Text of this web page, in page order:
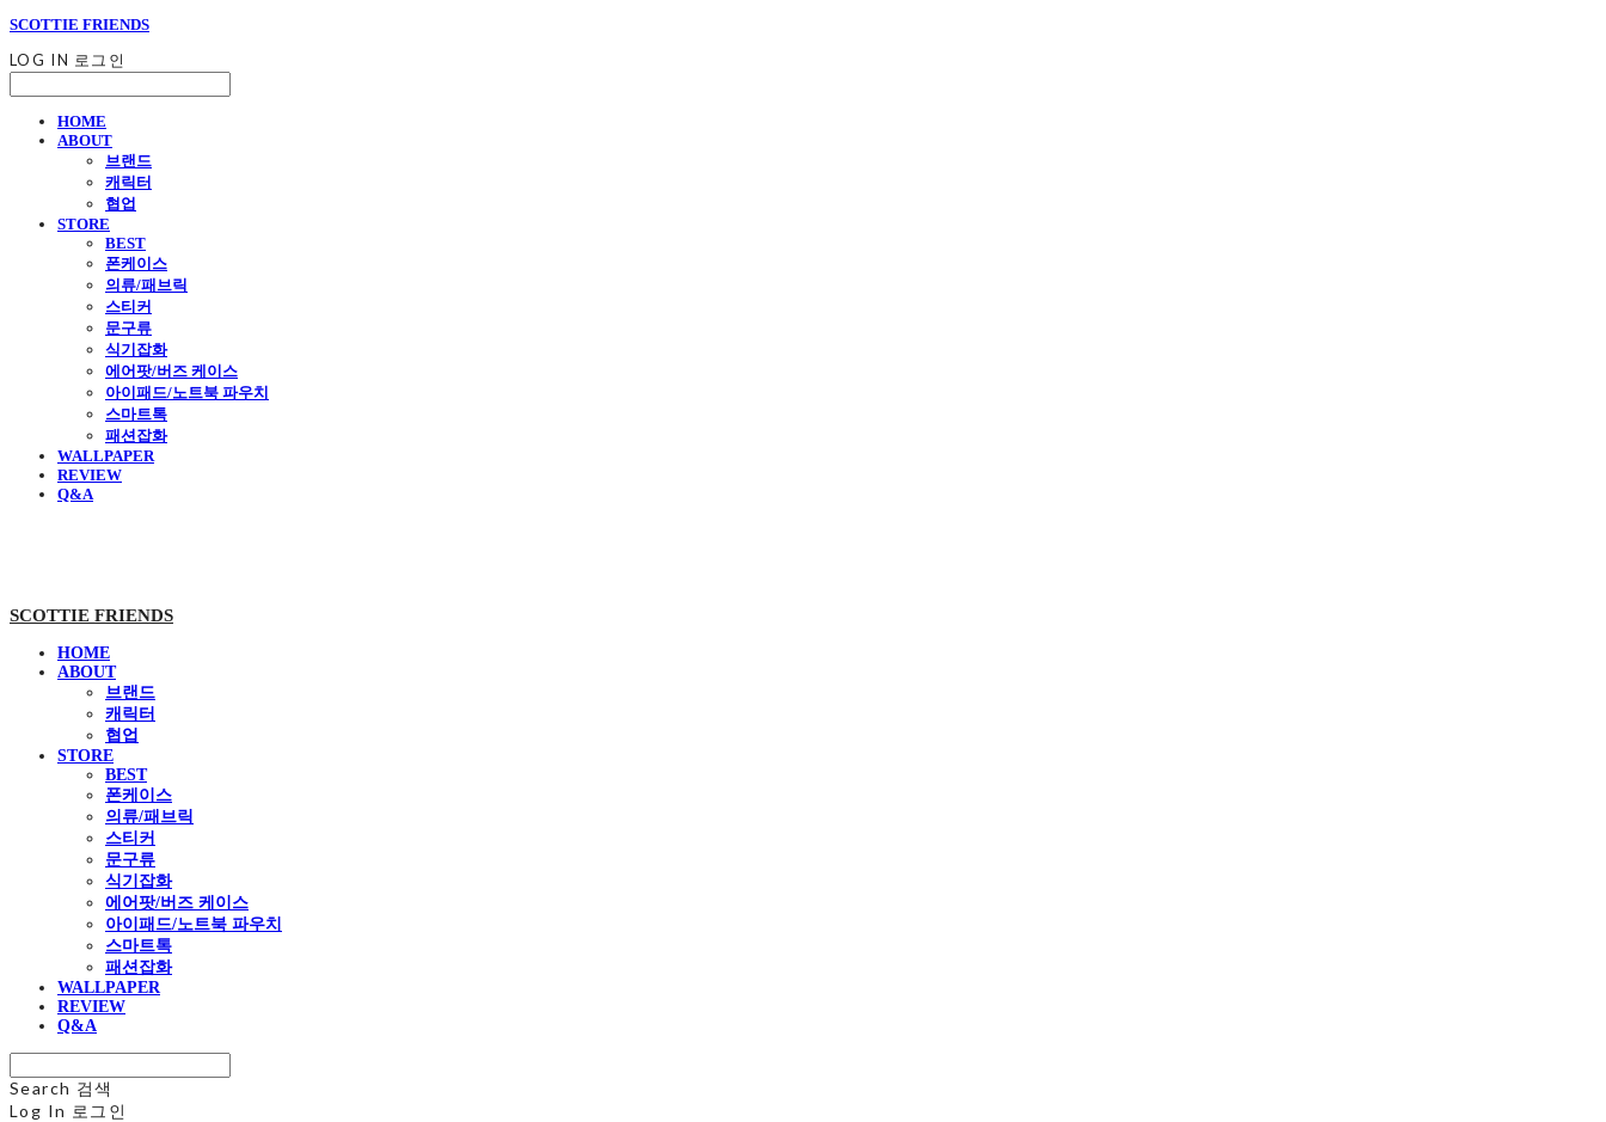
SCOTTIE FRIENDS
LOG IN 로그인
HOME
ABOUT
브랜드
캐릭터
협업
STORE
BEST
폰케이스
의류/패브릭
스티커
문구류
식기잡화
에어팟/버즈 케이스
아이패드/노트북 파우치
스마트톡
패션잡화
WALLPAPER
REVIEW
Q&A
SCOTTIE FRIENDS
HOME
ABOUT
브랜드
캐릭터
협업
STORE
BEST
폰케이스
의류/패브릭
스티커
문구류
식기잡화
에어팟/버즈 케이스
아이패드/노트북 파우치
스마트톡
패션잡화
WALLPAPER
REVIEW
Q&A
Search 검색
Log In 로그인